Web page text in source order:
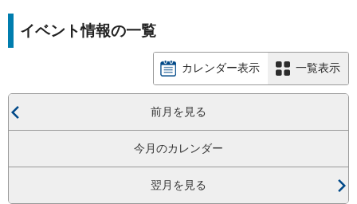
イベント情報の一覧
カレンダー表示 一覧表示
前月を見る
今月のカレンダー
翌月を見る